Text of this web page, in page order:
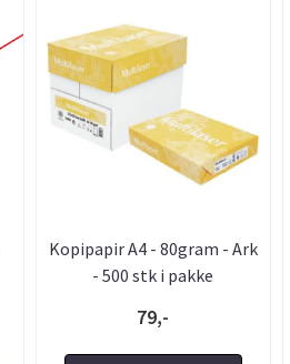
Kopipapir A4 - 80gram - Ark
- 500 stk i pakke
79,-